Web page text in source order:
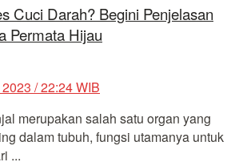
Cuci Darah? Begini Penjelasan
Permata Hijau
/ 22:24 WIB
merupakan salah satu organ yang
dalam tubuh, fungsi utamanya untuk
...